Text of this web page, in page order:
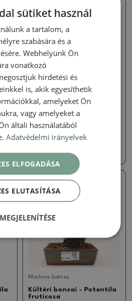
Mochna bokros
Kültéri bonsai - Potentila
fruticosa
SKU: 1560-VB2026-2527
72126 Ft
Mochna bokros
Kültéri bonsai - Potentila
fruticosa
sütiket használ
a tartalom, a
szabására és a
Webhelyünk Ön
vonatkozó
hirdetési és
is, akik egyesíthetik
amelyeket Ön
vagy amelyeket a
általi használatából
Adatvédelmi irányelvek
ELFOGADÁSA
ELUTASÍTÁSA